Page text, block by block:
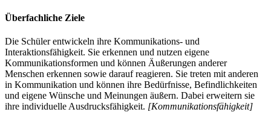
Überfachliche Ziele
Die Schüler entwickeln ihre Kommunikations- und
Interaktionsfähigkeit. Sie erkennen und nutzen eigene
Kommunikationsformen und können Äußerungen anderer
Menschen erkennen sowie darauf reagieren. Sie treten mit anderen
in Kommunikation und können ihre Bedürfnisse, Befindlichkeiten
und eigene Wünsche und Meinungen äußern. Dabei erweitern sie
ihre individuelle Ausdrucksfähigkeit. [Kommunikationsfähigkeit]